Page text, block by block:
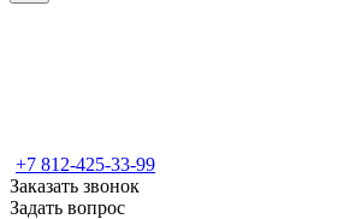
+7 812-425-33-99
Заказать звонок
Задать вопрос